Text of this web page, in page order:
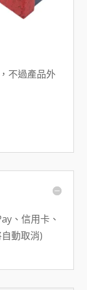
不過產品外
、信用卡、
動取消)